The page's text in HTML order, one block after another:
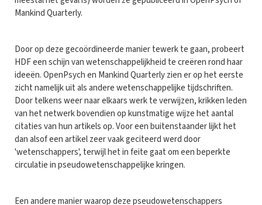
Mankind Quarterly.
Door op deze gecoördineerde manier tewerk te gaan, probeert
HDF een schijn van wetenschappelijkheid te creëren rond haar
ideeën. OpenPsych en Mankind Quarterly zien er op het eerste
zicht namelijk uit als andere wetenschappelijke tijdschriften.
Door telkens weer naar elkaars werk te verwijzen, krikken leden
van het netwerk bovendien op kunstmatige wijze het aantal
citaties van hun artikels op. Voor een buitenstaander lijkt het
dan alsof een artikel zeer vaak geciteerd werd door
'wetenschappers', terwijl het in feite gaat om een beperkte
circulatie in pseudowetenschappelijke kringen.
Een andere manier waarop deze pseudowetenschappers